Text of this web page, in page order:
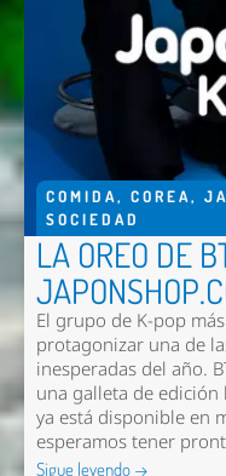
COMIDA, COREA,
SOCIEDAD
LA OREO DE
El grupo de K-pop
protagonizar una de
inesperadas del año.
una galleta de
ya está disponible en
esperamos tener
Sigue leyendo →